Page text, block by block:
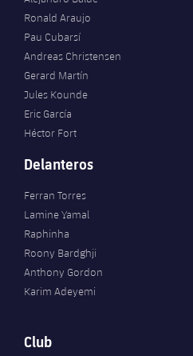
Ronald Araujo
Pau Cubarsí
Andreas Christensen
Gerard Martín
Jules Kounde
Eric García
Héctor Fort
Delanteros
Ferran Torres
Lamine Yamal
Raphinha
Roony Bardghji
Anthony Gordon
Karim Adeyemi
Club